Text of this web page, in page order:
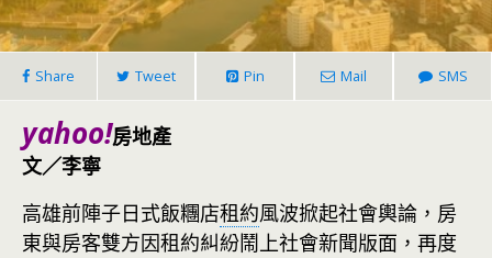
Share Tweet Pin Mail SMS
yahoo!房地產
文／李寧
高雄前陣子日式飯糰店租約風波掀起社會輿論，房
東與房客雙方因租約糾紛鬧上社會新聞版面，再度